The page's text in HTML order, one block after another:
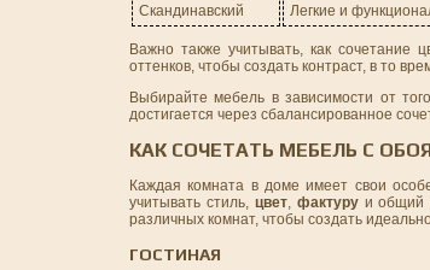
Скандинавский
Легкие и
Важно также учитывать, как сочетание
оттенков, чтобы создать контраст, в то
Выбирайте мебель в зависимости от
достигается через сбалансированное
КАК СОЧЕТАТЬ МЕБЕЛЬ С
Каждая комната в доме имеет свои
учитывать стиль, цвет, фактуруи общий
различных комнат, чтобы создать
ГОСТИНАЯ